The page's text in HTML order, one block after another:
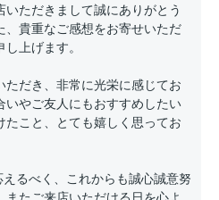
いただきまして誠にありがとう
、貴重なご感想をお寄せいただ
上げます。
ただき、非常に光栄に感じてお
いやご友人にもおすすめしたい
たこと、とても嬉しく思ってお
るべく、これからも誠心誠意努